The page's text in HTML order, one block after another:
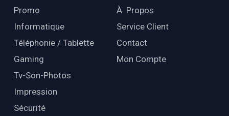
Promo
Informatique
Téléphonie / Tablette
Gaming
Tv-Son-Photos
Impression
Sécurité
À Propos
Service Client
Contact
Mon Compte